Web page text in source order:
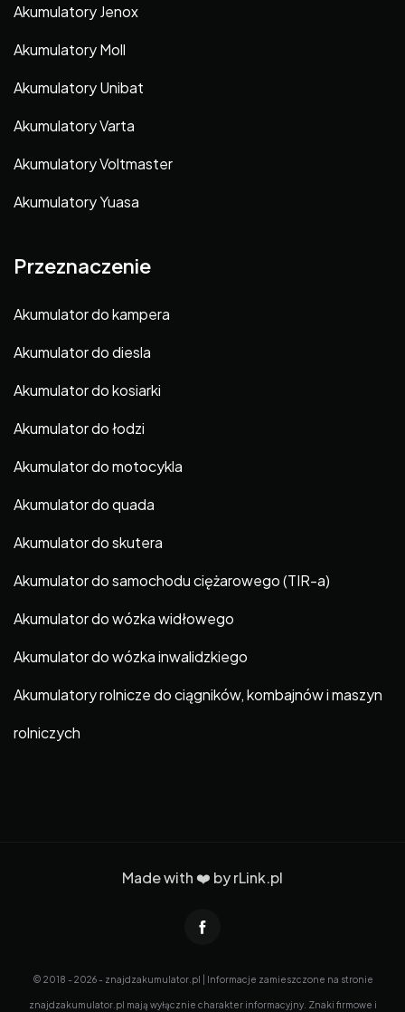
Akumulatory Jenox
Akumulatory Moll
Akumulatory Unibat
Akumulatory Varta
Akumulatory Voltmaster
Akumulatory Yuasa
Przeznaczenie
Akumulator do kampera
Akumulator do diesla
Akumulator do kosiarki
Akumulator do łodzi
Akumulator do motocykla
Akumulator do quada
Akumulator do skutera
Akumulator do samochodu ciężarowego (TIR-a)
Akumulator do wózka widłowego
Akumulator do wózka inwalidzkiego
Akumulatory rolnicze do ciągników, kombajnów i maszyn
rolniczych
Made with ❤️ byrLink.pl
© 2018 - 2026 - znajdzakumulator.pl | Informacje zamieszczone na stronie
znajdzakumulator.pl mają wyłącznie charakter informacyjny. Znaki firmowe i